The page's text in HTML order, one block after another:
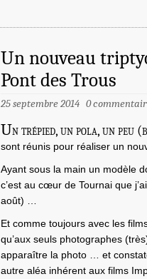
Un nouveau
Pont des Trous
25 septembre 2014 0
Un trépied, un pola, un peu
sont réunis pour réaliser un
Ayant sous la main un modèle
c’est au cœur de Tournai que
août) …
Et comme toujours avec les
qu’aux seuls photographes
apparaître la photo … et
autre aléa inhérent aux films